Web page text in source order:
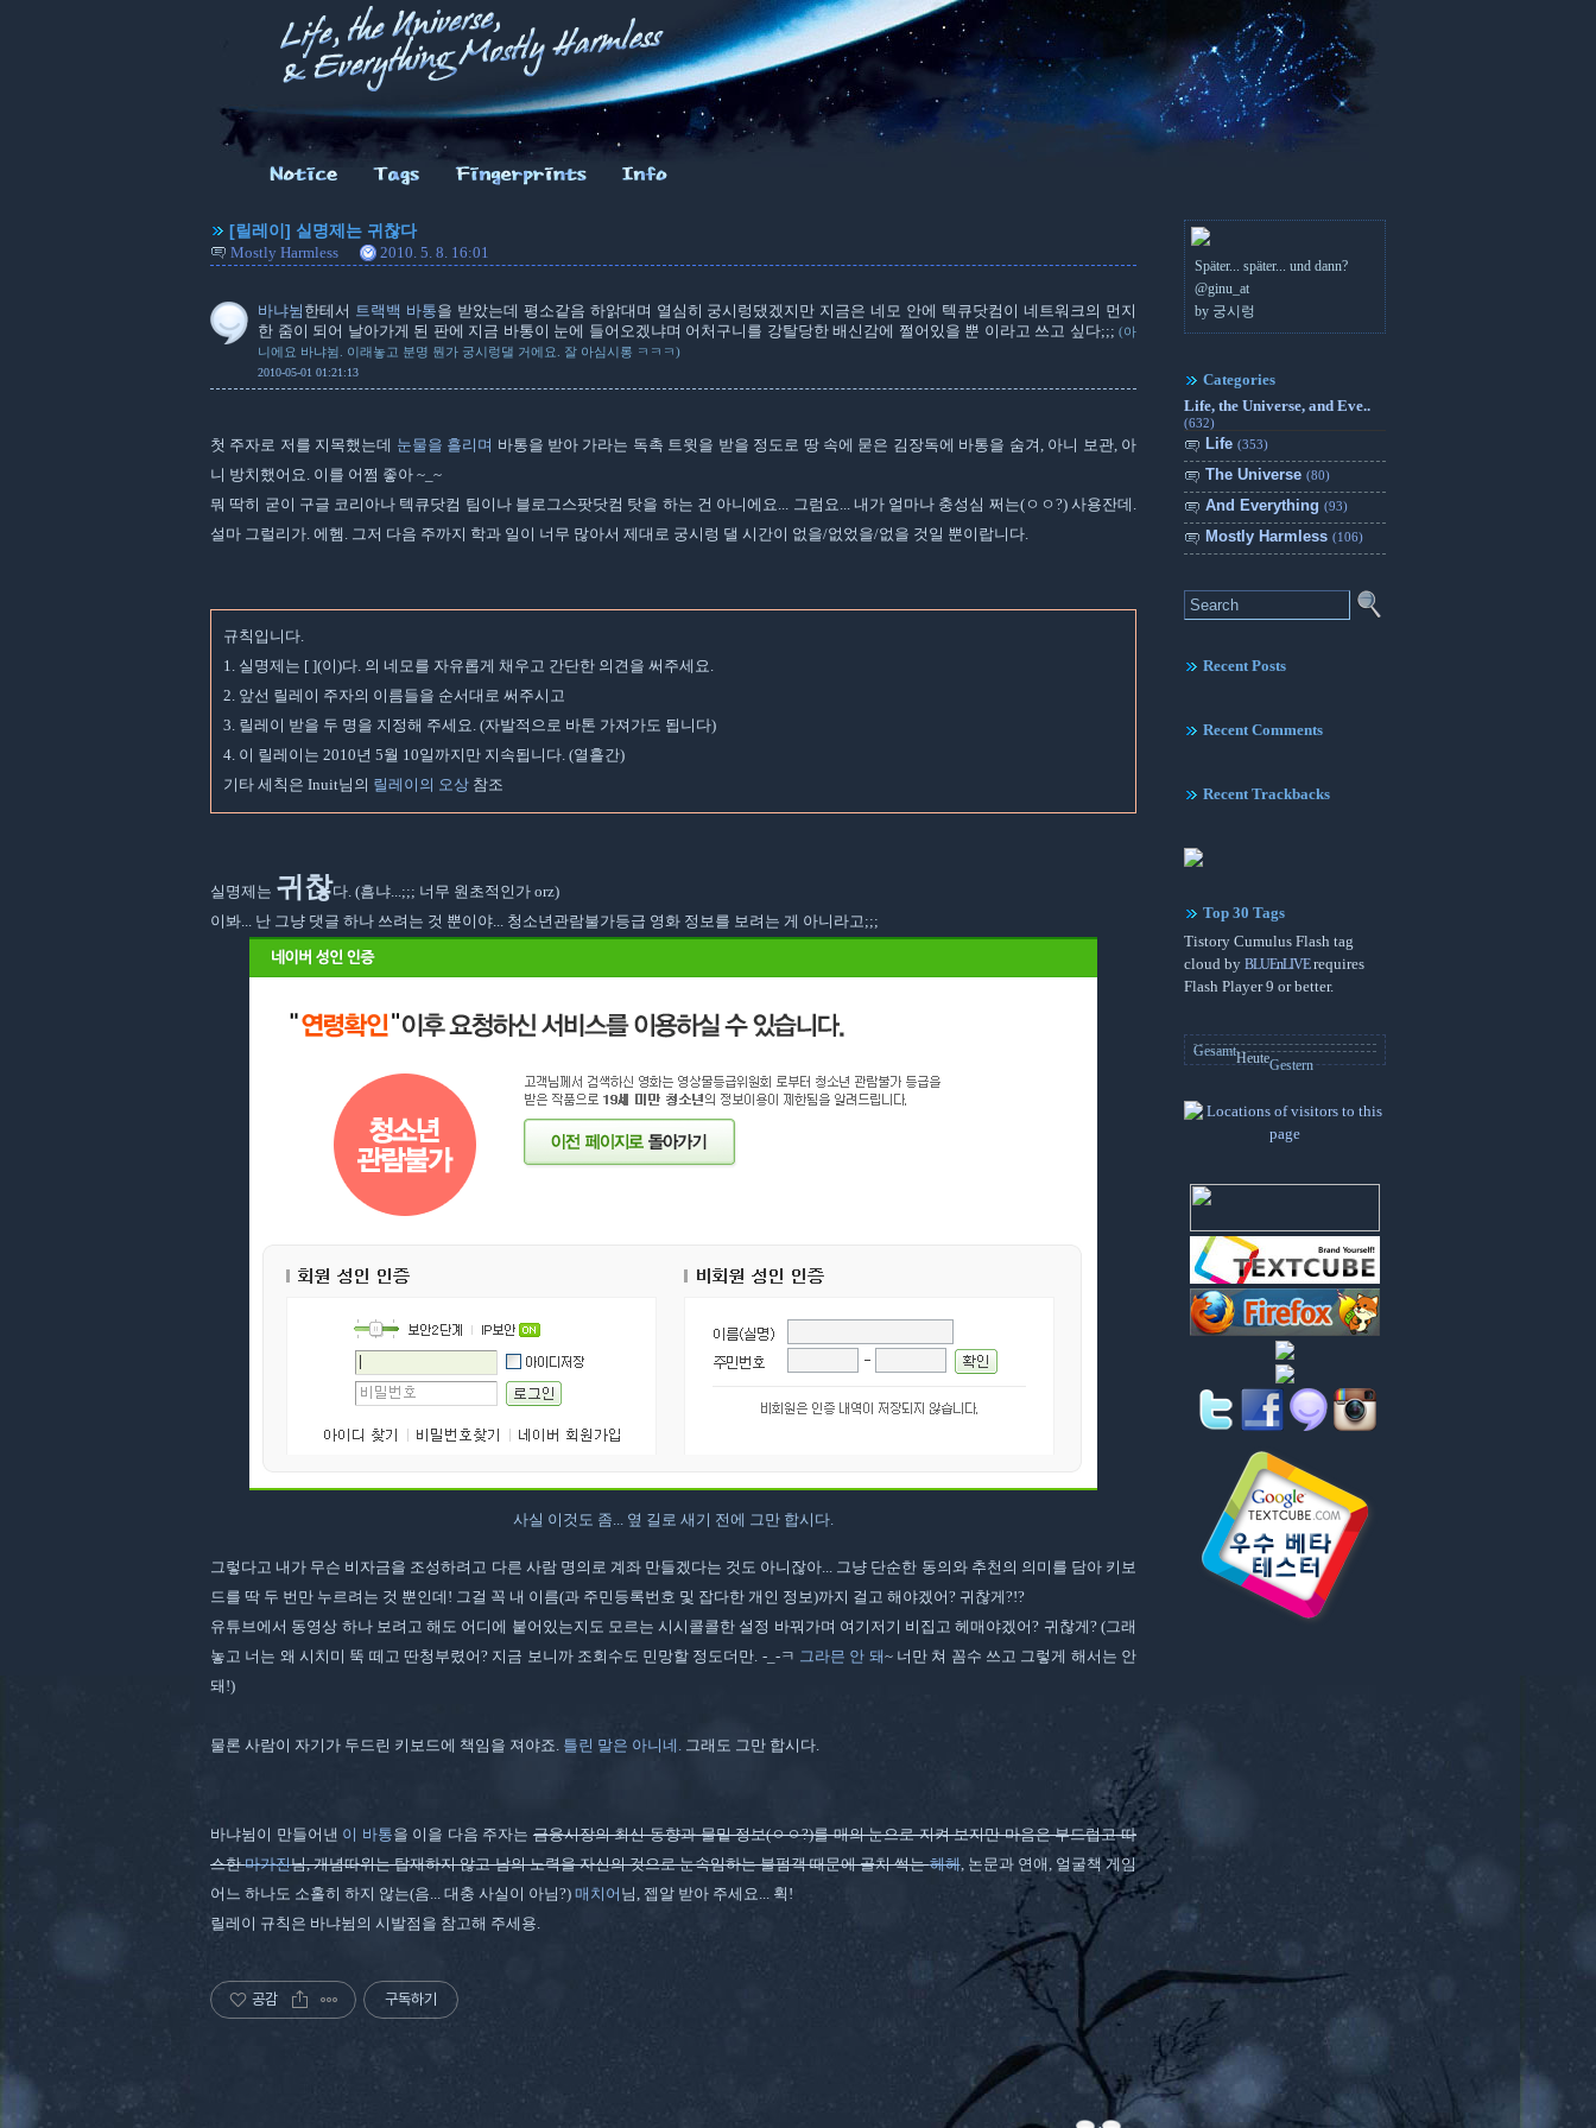
[릴레이] 실명제는 귀찮다
Mostly Harmless 2010. 5. 8. 16:01
바냐뉨 한테서 트랙백 바통을 받았는데 평소같음 하앍대며 열심히 궁시렁댔겠지만 지금은 네모 안에 텍큐닷컴이 네트워크의 먼지
한 줌이 되어 날아가게 된 판에 지금 바통이 눈에 들어오겠냐며 어처구니를 강탈당한 배신감에 쩔어있을 뿐 이라고 쓰고 싶다;;; (아
니에요 바냐뉨. 이래놓고 분명 뭔가 궁시렁댈 거에요. 잘 아심시롱 ㅋㅋㅋ)
2010-05-01 01:21:13
첫 주자로 저를 지목했는데 눈물을 흘리며 바통을 받아 가라는 독촉 트윗을 받을 정도로 땅 속에 묻은 김장독에 바통을 숨겨, 아니 보관, 아
니 방치했어요. 이를 어쩜 좋아 ~_~
뭐 딱히 굳이 구글 코리아나 텍큐닷컴 팀이나 블로그스팟닷컴 탓을 하는 건 아니에요... 그럼요... 내가 얼마나 충성심 쩌는(ㅇㅇ?) 사용잔데.
설마 그럴리가. 에헴. 그저 다음 주까지 학과 일이 너무 많아서 제대로 궁시렁 댈 시간이 없을/없었을/없을 것일 뿐이랍니다.
규칙입니다.
1. 실명제는 [ ](이)다. 의 네모를 자유롭게 채우고 간단한 의견을 써주세요.
2. 앞선 릴레이 주자의 이름들을 순서대로 써주시고
3. 릴레이 받을 두 명을 지정해 주세요. (자발적으로 바톤 가져가도 됩니다)
4. 이 릴레이는 2010년 5월 10일까지만 지속됩니다. (열흘간)
기타 세칙은 Inuit님의 릴레이의 오상 참조
실명제는 귀찮다. (흠냐...;;; 너무 원초적인가 orz)
이봐... 난 그냥 댓글 하나 쓰려는 것 뿐이야... 청소년관람불가등급 영화 정보를 보려는 게 아니라고;;;
사실 이것도 좀... 옆 길로 새기 전에 그만 합시다.
그렇다고 내가 무슨 비자금을 조성하려고 다른 사람 명의로 계좌 만들겠다는 것도 아니잖아... 그냥 단순한 동의와 추천의 의미를 담아 키보
드를 딱 두 번만 누르려는 것 뿐인데! 그걸 꼭 내 이름(과 주민등록번호 및 잡다한 개인 정보)까지 걸고 해야겠어? 귀찮게?!?
유튜브에서 동영상 하나 보려고 해도 어디에 붙어있는지도 모르는 시시콜콜한 설정 바꿔가며 여기저기 비집고 헤매야겠어? 귀찮게? (그래
놓고 너는 왜 시치미 뚝 떼고 딴청부렸어? 지금 보니까 조회수도 민망할 정도더만. -_-ㅋ 그라믄 안 돼~ 너만 쳐 꼼수 쓰고 그렇게 해서는 안
돼!)
물론 사람이 자기가 두드린 키보드에 책임을 져야죠. 틀린 말은 아니네. 그래도 그만 합시다.
바냐뉨이 만들어낸 이 바통을 이을 다음 주자는 금융시장의 최신 동향과 물밑 정보(ㅇㅇ?)를 매의 눈으로 지켜 보지만 마음은 부드럽고 따
스한마가진님, 개념따위는 탑재하지 않고 남의 노력을 자신의 것으로 눈속임하는 불펌객 때문에 골치 썩는헤헤, 논문과 연애, 얼굴책 게임
어느 하나도 소홀히 하지 않는(음... 대충 사실이 아님?) 매치어 님, 젭알 받아 주세요... 휙!
릴레이 규칙은 바냐뉨의 시발점을 참고해 주세용.
공감 구독하기
,
Später... später... und dann?
@ginu_at
by 궁시렁
Categories
Life, the Universe, and Eve..
(632)
Life (353)
The Universe (80)
And Everything (93)
Mostly Harmless (106)
Recent Posts
Recent Comments
Recent Trackbacks
Top 30 Tags
Tistory Cumulus Flash tag
cloud by BLUEnLIVErequires
Flash Player 9 or better.
GesamtHeuteGestern